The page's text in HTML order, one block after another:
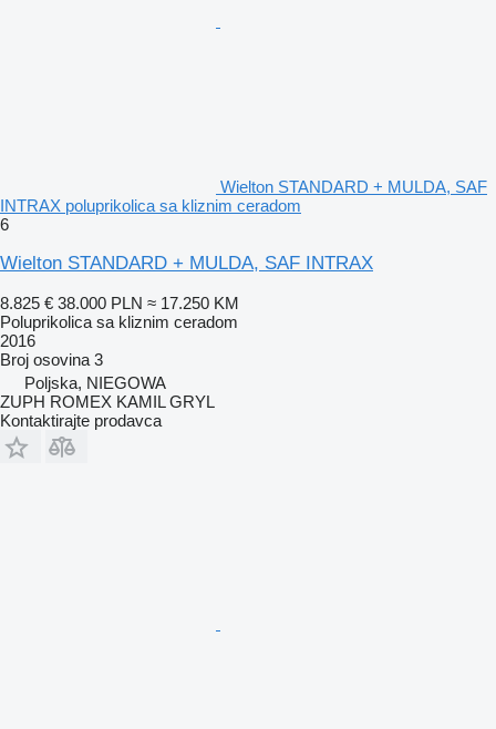
Wielton STANDARD + MULDA, SAF
INTRAX poluprikolica sa kliznim ceradom
6
Wielton STANDARD + MULDA, SAF INTRAX
8.825 € 38.000 PLN ≈ 17.250 KM
Poluprikolica sa kliznim ceradom
2016
Broj osovina 3
Poljska, NIEGOWA
ZUPH ROMEX KAMIL GRYL
Kontaktirajte prodavca